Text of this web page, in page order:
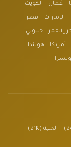
عُمان الكويت
الإمارات قطر
القمر جيبوتي
أمريكا هولندا
الجنية (21K)